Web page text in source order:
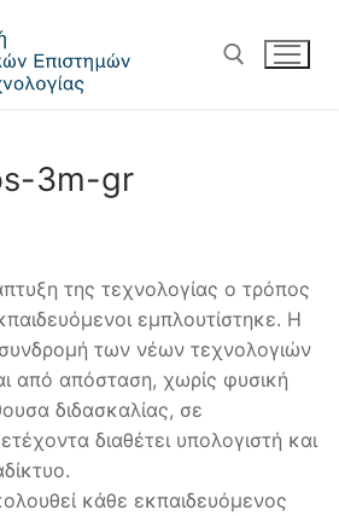
γραμμή
3m-gr
της τεχνολογίας ο τρόπος
εμπλουτίστηκε. Η
των νέων τεχνολογιών
από απόσταση, χωρίς φυσική
διδασκαλίας, σε
διαθέτει υπολογιστή και
κάθε εκπαιδευόμενος